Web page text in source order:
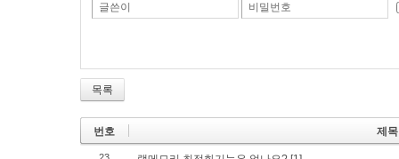
글쓴이 비밀번호
목록
번호 제목